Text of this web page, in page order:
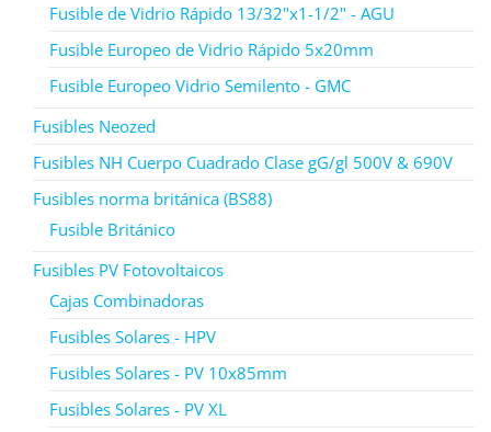
Fusible de Vidrio Rápido 13/32"x1-1/2" - AGU
Fusible Europeo de Vidrio Rápido 5x20mm
Fusible Europeo Vidrio Semilento - GMC
Fusibles Neozed
Fusibles NH Cuerpo Cuadrado Clase gG/gl 500V & 690V
Fusibles norma británica (BS88)
Fusible Británico
Fusibles PV Fotovoltaicos
Cajas Combinadoras
Fusibles Solares - HPV
Fusibles Solares - PV 10x85mm
Fusibles Solares - PV XL